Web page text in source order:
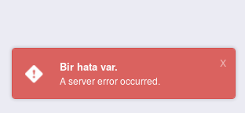
Bir hata var.
A server error occurred.